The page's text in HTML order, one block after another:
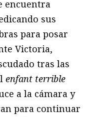
encuentra
sus
para posar
Victoria,
tras las
enfant terrible
a la cámara y
para continuar